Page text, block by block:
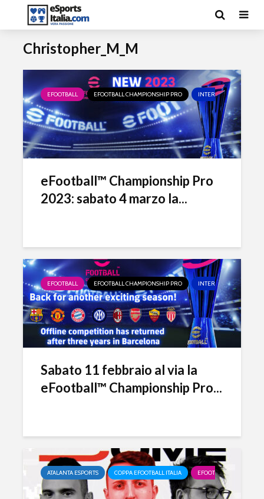
Christopher_M_M
EFOOTBALL EFOOTBALL CHAMPIONSHIP PRO INTER ESPORTS
eFootball™ Championship Pro
2023: sabato 4 marzo la...
EFOOTBALL EFOOTBALL CHAMPIONSHIP PRO INTER ESPORTS
Sabato 11 febbraio al via la
eFootball™ Championship Pro...
ATALANTA ESPORTS COPPA EFOOTBALL ITALIA EFOOTBALL